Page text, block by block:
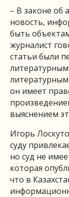
– В законе об
новость,
быть
журналист
статьи были
литературным
он имеет
выяснением
Игорь
суду
но суд не
которая
что в